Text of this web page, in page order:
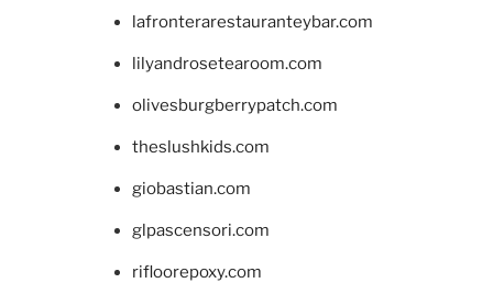
lafronterarestauranteybar.com
lilyandrosetearoom.com
olivesburgberrypatch.com
theslushkids.com
giobastian.com
glpascensori.com
rifloorepoxy.com